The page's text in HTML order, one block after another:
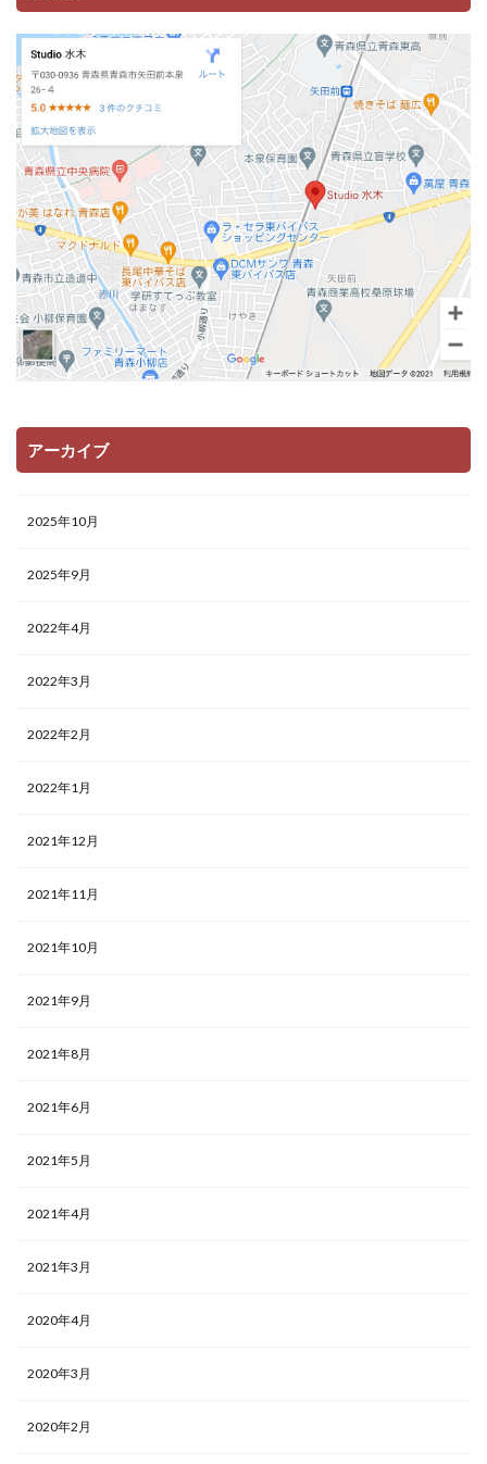
アーカイブ
2025年10月
2025年9月
2022年4月
2022年3月
2022年2月
2022年1月
2021年12月
2021年11月
2021年10月
2021年9月
2021年8月
2021年6月
2021年5月
2021年4月
2021年3月
2020年4月
2020年3月
2020年2月